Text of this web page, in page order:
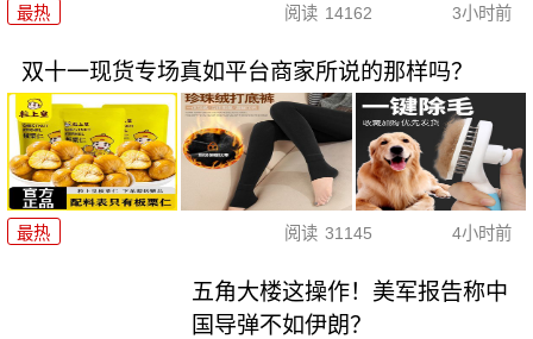
最热 阅读 14162 3小时前
双十一现货专场真如平台商家所说的那样吗？
最热 阅读 31145 4小时前
五角大楼这操作！美军报告称中
国导弹不如伊朗？